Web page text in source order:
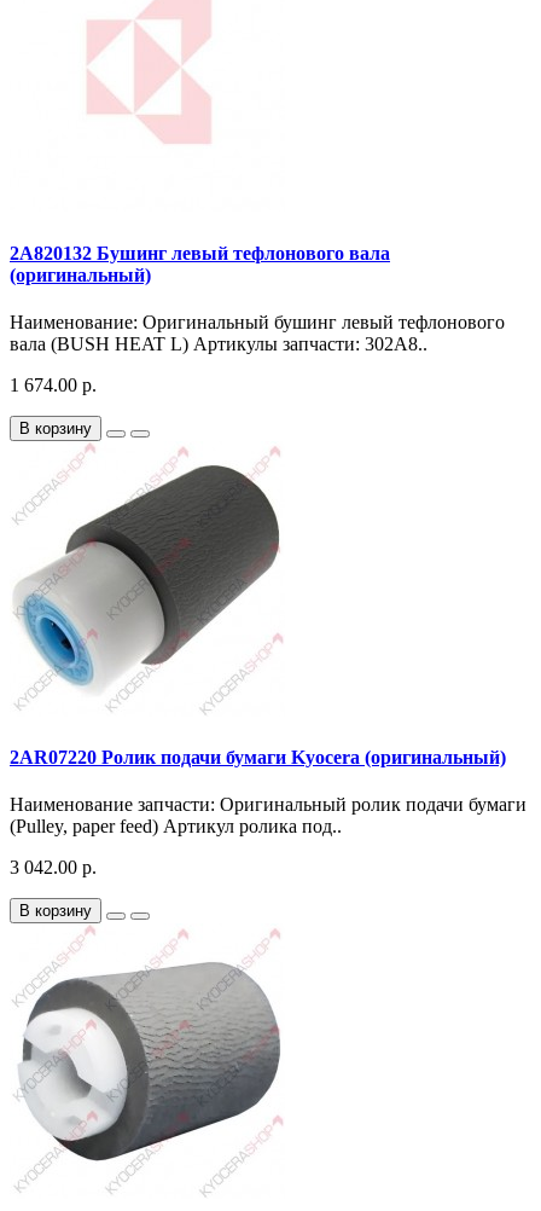
2A820132 Бушинг левый тефлонового вала
(оригинальный)
Наименование: Оригинальный бушинг левый тефлонового
вала (BUSH HEAT L) Артикулы запчасти: 302A8..
1 674.00 р.
В корзину
2AR07220 Ролик подачи бумаги Kyocera (оригинальный)
Наименование запчасти: Оригинальный ролик подачи бумаги
(Pulley, paper feed) Артикул ролика под..
3 042.00 р.
В корзину